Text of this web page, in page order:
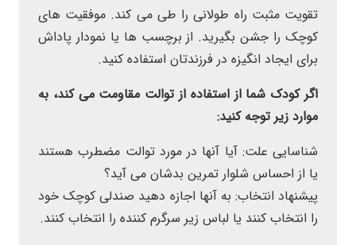
تقویت مثبت راه طولانی را طی می کند. موفقیت های
کوچک را جشن بگیرید. از برچسب ها یا نمودار پاداش
برای ایجاد انگیزه در فرزندتان استفاده کنید.
اگر کودک شما از استفاده از توالت مقاومت می کند، به
موارد زیر توجه کنید:
شناسایی علت: آیا آنها در مورد توالت مضطرب هستند
یا از احساس شلوار تمرین بدشان می آید؟
پیشنهاد انتخاب: به آنها اجازه دهید صندلی کوچک خود
را انتخاب کنند یا لباس زیر سرگرم کننده را انتخاب کنند.